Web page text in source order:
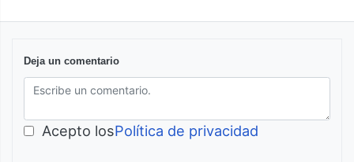
Deja un comentario
Acepto losPolítica de privacidad